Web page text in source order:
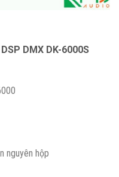
DMX DK-6000S
nguyên hộp